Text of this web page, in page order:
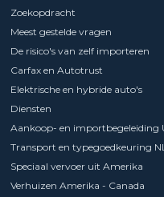
Zoekopdracht
Meest gestelde vragen
De risico's van zelf importeren
Carfax en Autotrust
Elektrische en hybride auto's
Diensten
Aankoop- en importbegeleiding
Transport en typegoedkeuring
Speciaal vervoer uit Amerika
Verhuizen Amerika - Canada